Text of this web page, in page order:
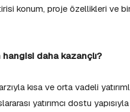
konum, proje özellikleri ve
hangisi daha kazançlı?
kısa ve orta vadeli
yatırımcı dostu